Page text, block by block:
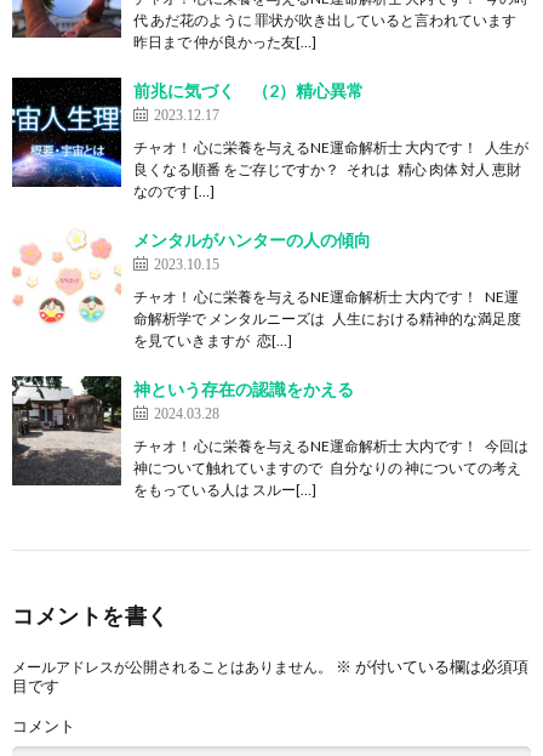
代 あだ花のように 罪状が吹き出していると言われています
昨日まで 仲が良かった友[…]
前兆に気づく （2）精心異常
2023.12.17
チャオ！ 心に栄養を与えるNE運命解析士 大内です！ 人生が
良くなる順番 をご存じですか？ それは 精心 肉体 対人 恵財
なのです […]
メンタルがハンターの人の傾向
2023.10.15
チャオ！ 心に栄養を与えるNE運命解析士 大内です！ NE運
命解析学で メンタルニーズは 人生における精神的な満足度
を見ていきますが 恋[…]
神という存在の認識をかえる
2024.03.28
チャオ！ 心に栄養を与えるNE運命解析士 大内です！ 今回は
神について触れていますので 自分なりの 神についての考え
をもっている人は スルー[…]
コメントを書く
メールアドレスが公開されることはありません。 ※ が付いている欄は必須項
目です
コメント